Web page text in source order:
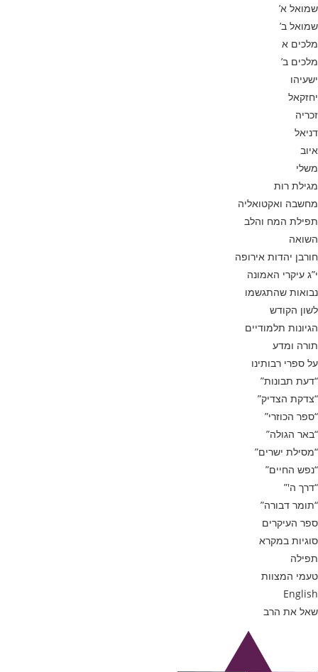
שמואל א’
שמואל ב’
מלכים א
מלכים ב’
ישעיהו
יחזקאל
זכריה
דניאל
איוב
משלי
מגילת רות
מחשבה ואקטואליה
תפילת המח והלב
השואה
חורבן יהדות אירופה
י”ג עיקרי האמונה
נבואות שהתגשמו
לשון הקודש
הגיונות תלמודיים
תורה ומדע
על ספרי רבותינו
“דעת תבונות”
“צדקת הצדיק”
“ספר הכוזרי”
“באר הגולה”
“מסילת ישרים”
“נפש החיים”
“דרך ה'”
“תומר דבורה”
ספר העיקרים
סוגיות במקרא
תפילה
טעמי המצוות
English
שאל את הרב